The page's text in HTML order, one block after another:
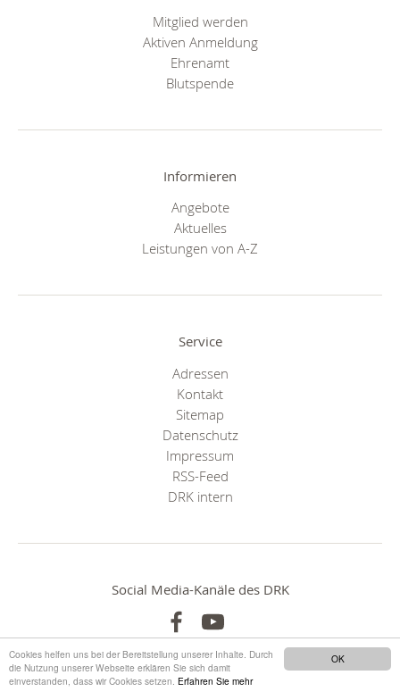
OK
Cookies helfen uns bei der Bereitstellung unserer Inhalte. Durch
die Nutzung unserer Webseite erklären Sie sich damit
einverstanden, dass wir Cookies setzen. Erfahren Sie mehr
Mitglied werden
Aktiven Anmeldung
Ehrenamt
Blutspende
Informieren
Angebote
Aktuelles
Leistungen von A-Z
Service
Adressen
Kontakt
Sitemap
Datenschutz
Impressum
RSS-Feed
DRK intern
Social Media-Kanäle des DRK